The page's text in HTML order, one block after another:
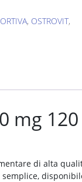
, OSTROVIT,
mg 120
di alta